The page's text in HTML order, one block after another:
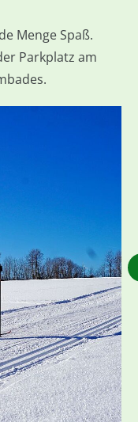
Menge Spaß.
Parkplatz am